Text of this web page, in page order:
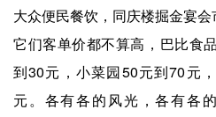
大众便民餐饮，同庆楼掘金宴会
它们客单价都不算高，巴比食
到30元，小菜园50元到70元
元。各有各的风光，各有各